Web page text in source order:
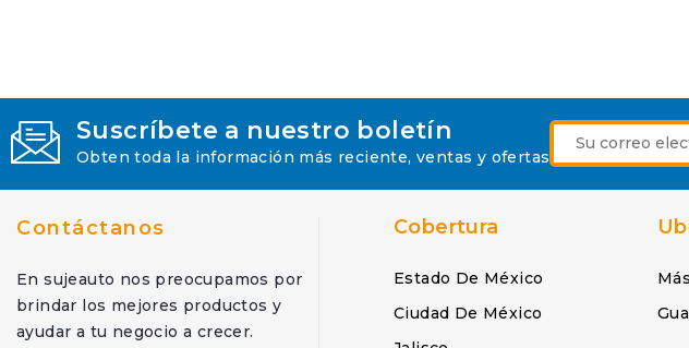
Suscríbete a nuestro boletín
Obten toda la información más reciente, ventas y ofertas
Contáctanos
En sujeauto nos preocupamos por
brindar los mejores productos y
ayudar a tu negocio a crecer.
Cobertura
Estado De México
Ciudad De México